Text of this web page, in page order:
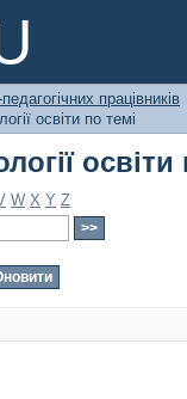
освіти
працівників
освіти по темі
освіти
W X Y Z